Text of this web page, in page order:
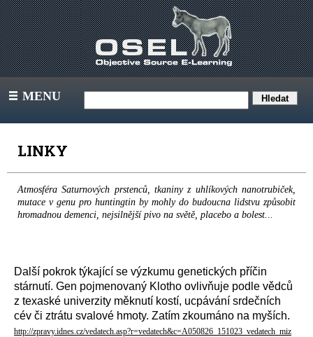
III MENU
LINKY
Atmosféra Saturnových prstenců, tkaniny z uhlíkových nanotrubiček,
mutace v genu pro huntingtin by mohly do budoucna lidstvu způsobit
hromadnou demenci, nejsilnější pivo na světě, placebo a bolest...
Další pokrok týkající se výzkumu genetických příčin
stárnutí. Gen pojmenovaný Klotho ovlivňuje podle vědců
z texaské univerzity měknutí kostí, ucpávání srdečních
cév či ztrátu svalové hmoty. Zatím zkoumáno na myších.
http://zpravy.idnes.cz/vedatech.asp?r=vedatech&c=A050826_151023_vedatech_miz